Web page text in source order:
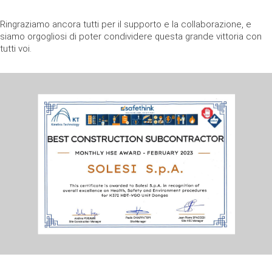
Ringraziamo ancora tutti per il supporto e la collaborazione, e
siamo orgogliosi di poter condividere questa grande vittoria con
tutti voi.